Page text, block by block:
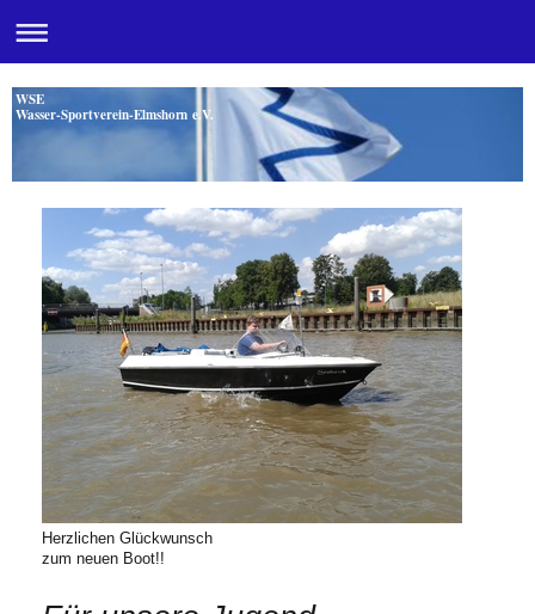
WSE
Wasser-Sportverein-Elmshorn e.V.
Herzlichen Glückwunsch
zum neuen Boot!!